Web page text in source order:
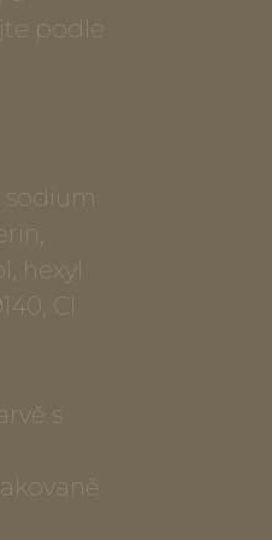
podle
sodium
hexyl
CI
s